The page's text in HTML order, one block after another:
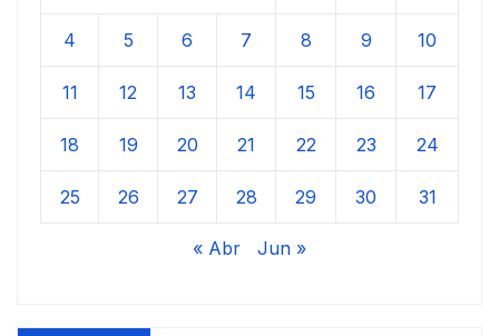
4 5 6 7 8 9 10
11 12 13 14 15 16 17
18 19 20 21 22 23 24
25 26 27 28 29 30 31
« Abr Jun »